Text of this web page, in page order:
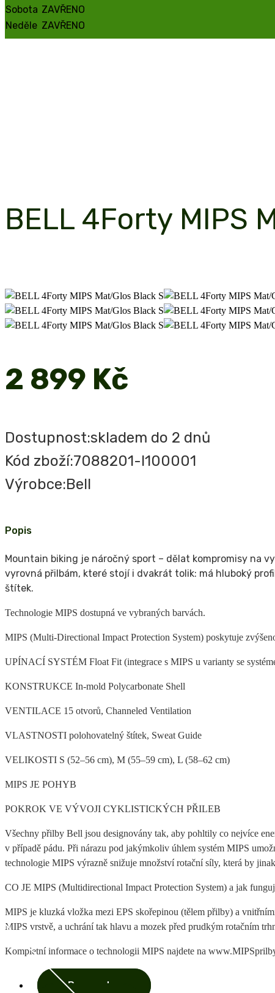
Sobota ZAVŘENO
Neděle ZAVŘENO
BELL 4Forty MIPS
2 899 Kč
Dostupnost:skladem do 2 dnů
Kód zboží:7088201-I100001
Výrobce:Bell
Popis
Mountain biking je náročný sport – dělat kompromisy na
vyrovná přilbám, které stojí i dvakrát tolik: má hluboký
štítek.
Technologie MIPS dostupná ve vybraných barvách.
MIPS (Multi-Directional Impact Protection System) poskytuje
UPÍNACÍ SYSTÉM Float Fit (integrace s MIPS u varianty se
KONSTRUKCE In-mold Polycarbonate Shell
VENTILACE 15 otvorů, Channeled Ventilation
VLASTNOSTI polohovatelný štítek, Sweat Guide
VELIKOSTI S (52–56 cm), M (55–59 cm), L (58–62 cm)
MIPS JE POHYB
POKROK VE VÝVOJI CYKLISTICKÝCH PŘILEB
Všechny přilby Bell jsou designovány tak, aby pohltily co nejvíce
v případě pádu. Při nárazu pod jakýmkoliv úhlem systém MIPS
technologie MIPS výrazně snižuje množství rotační síly, která by
CO JE MIPS (Multidirectional Impact Protection System) a jak
MIPS je kluzká vložka mezi EPS skořepinou (tělem přilby) a
MIPS vrstvě, a uchrání tak hlavu a mozek před prudkým rotačním
Kompletní informace o technologii MIPS najdete na
Parametry